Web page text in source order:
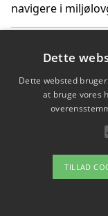
navigere i
Hvordan spil og
bæredygtige valg
Køb produkter i
transport og
Om /
Dette
Dette websted
at bruge vores
TILLAD